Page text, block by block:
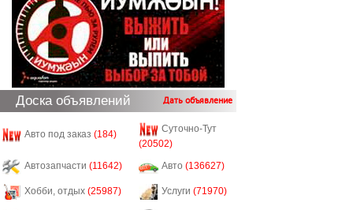
Доска объявлений Дать объявление
Авто под заказ (184)
Суточно-Тут
(20502)
Автозапчасти (11642) Авто (136627)
Хобби, отдых (25987) Услуги (71970)